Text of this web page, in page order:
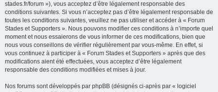
stades.fr/forum »), vous acceptez d’être légalement responsable des
conditions suivantes. Si vous n’acceptez pas d’être légalement responsable de
toutes les conditions suivantes, veuillez ne pas utiliser et accéder à « Forum
Stades et Supporters ». Nous pouvons modifier ces conditions à n’importe quel
moment et nous essaierons de vous informer de ces modifications, bien que
nous vous conseillons de vérifier régulièrement par vous-même. En effet, si
vous continuez à participer à « Forum Stades et Supporters » après que des
modifications aient été effectuées, vous acceptez d’être légalement
responsable des conditions modifiées et mises à jour.
Nos forums sont développés par phpBB (désignés ci-après par « logiciel